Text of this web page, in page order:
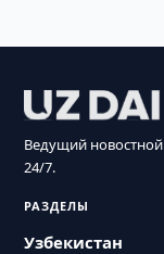
Ведущий новостной
24/7.
РАЗДЕЛЫ
Узбекистан